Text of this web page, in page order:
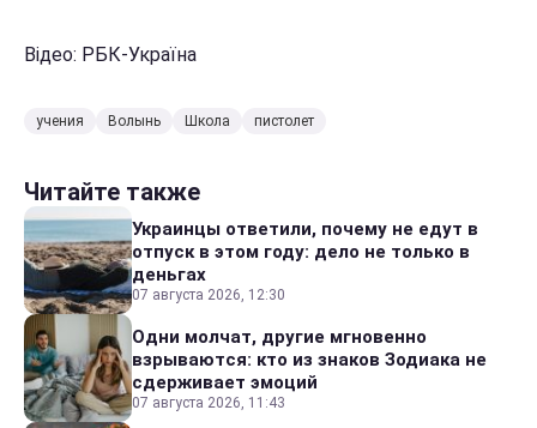
Відео: РБК-Україна
учения Волынь Школа пистолет
Читайте также
Украинцы ответили, почему не едут в
отпуск в этом году: дело не только в
деньгах
07 августа 2026, 12:30
Одни молчат, другие мгновенно
взрываются: кто из знаков Зодиака не
сдерживает эмоций
07 августа 2026, 11:43